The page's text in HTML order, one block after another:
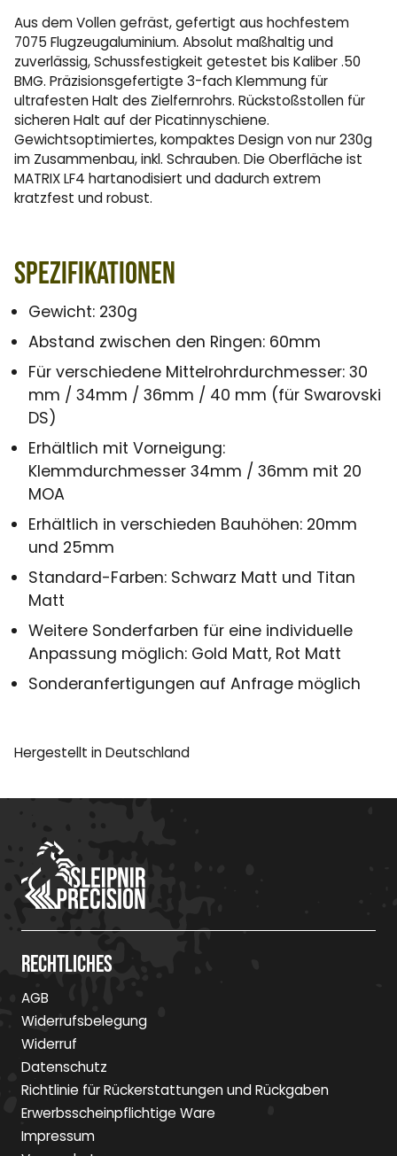
Aus dem Vollen gefräst, gefertigt aus hochfestem
7075 Flugzeugaluminium. Absolut maßhaltig und
zuverlässig, Schussfestigkeit getestet bis Kaliber .50
BMG. Präzisionsgefertigte 3-fach Klemmung für
ultrafesten Halt des Zielfernrohrs. Rückstoßstollen für
sicheren Halt auf der Picatinnyschiene.
Gewichtsoptimiertes, kompaktes Design von nur 230g
im Zusammenbau, inkl. Schrauben. Die Oberfläche ist
MATRIX LF4 hartanodisiert und dadurch extrem
kratzfest und robust.
Spezifikationen
Gewicht: 230g
Abstand zwischen den Ringen: 60mm
Für verschiedene Mittelrohrdurchmesser: 30
mm / 34mm / 36mm / 40 mm (für Swarovski
DS)
Erhältlich mit Vorneigung:
Klemmdurchmesser 34mm / 36mm mit 20
MOA
Erhältlich in verschieden Bauhöhen: 20mm
und 25mm
Standard-Farben: Schwarz Matt und Titan
Matt
Weitere Sonderfarben für eine individuelle
Anpassung möglich: Gold Matt, Rot Matt
Sonderanfertigungen auf Anfrage möglich
Hergestellt in Deutschland
Rechtliches
AGB
Widerrufsbelegung
Widerruf
Datenschutz
Richtlinie für Rückerstattungen und Rückgaben
Erwerbsscheinpflichtige Ware
Impressum